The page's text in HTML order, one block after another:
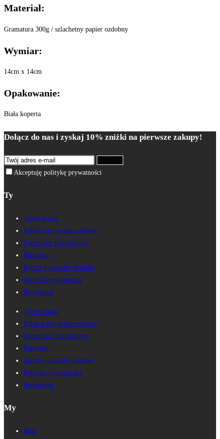
Materiał:
Gramatura 300g / szlachetny papier ozdobny
Wymiar:
14cm x 14cm
Opakowanie:
Biała koperta
Dołącz do nas i zyskaj 10% zniżki na pierwsze zakupy!
Akceptuję politykę prywatności
Ty
Twoje konto
Saldo karty podarunkowej
Formularz Kontaktowy
Płatności
Koszty i sposoby dostawy
Polityka prywatności
Regulamin
Twoje konto
Saldo karty podarunkowej
Formularz Kontaktowy
Płatności
Koszty i sposoby dostawy
Polityka prywatności
Regulamin
My
Blog